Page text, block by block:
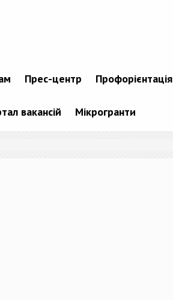
Прес-центр Профорієнтація
вакансій Мікрогранти